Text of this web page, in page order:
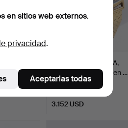
en …
RELOJ DE PULSERA,
Rolex Cellini Oyster en …
Subastado 18 jul 2018
3.152 USD
en sitios web externos.
privacidad.
Aceptarlas todas